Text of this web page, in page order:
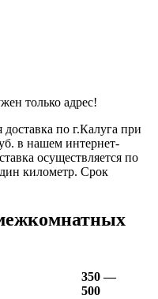
только адрес!
по г.Калуга при
в нашем интернет-
осуществляется по
километр. Срок
350 —
500